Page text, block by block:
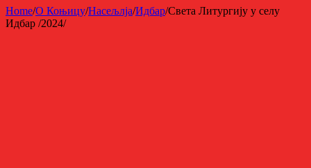
Home/О Коњицу/Насељлја/Идбар/Светa Литургију у селу
Идбар /2024/